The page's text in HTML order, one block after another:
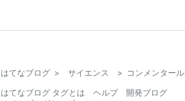
はてなブログ > サイエンス > コンメンタール
はてなブログ タグとは
ヘルプ
開発ブログ